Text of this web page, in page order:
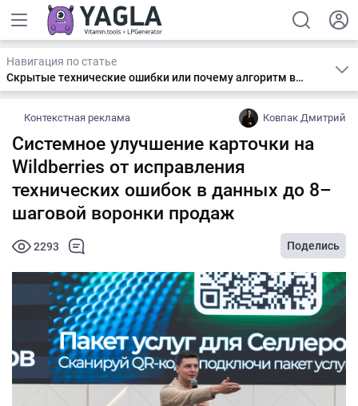
Навигация по статье
Скрытые технические ошибки или почему алгоритм вас не видит
Контекстная реклама Ковпак Дмитрий
Системное улучшение карточки на
Wildberries от исправления
технических ошибок в данных до 8–
шаговой воронки продаж
2293 Поделись